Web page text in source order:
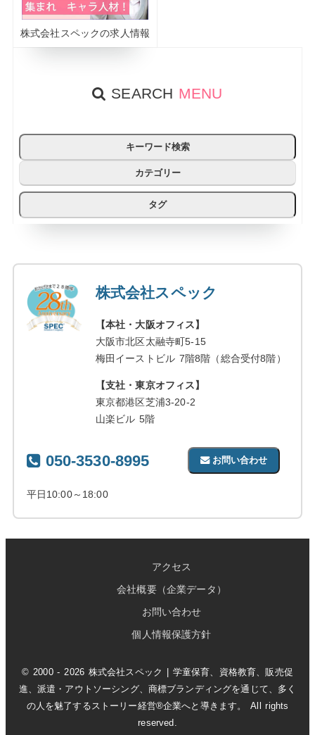
株式会社スペックの求人情報
SEARCH MENU
キーワード検索
カテゴリー
タグ
株式会社スペック
【本社・大阪オフィス】
大阪市北区太融寺町5-15
梅田イーストビル 7階8階（総合受付8階）
【支社・東京オフィス】
東京都港区芝浦3-20-2
山楽ビル 5階
050-3530-8995
平日10:00～18:00
お問い合わせ
アクセス
会社概要（企業データ）
お問い合わせ
個人情報保護方針
© 2000 - 2026 株式会社スペック | 学童保育、資格教育、販売促
進、派遣・アウトソーシング、商標ブランディングを通じて、多く
の人を魅了するストーリー経営®企業へと導きます。 All rights
reserved.